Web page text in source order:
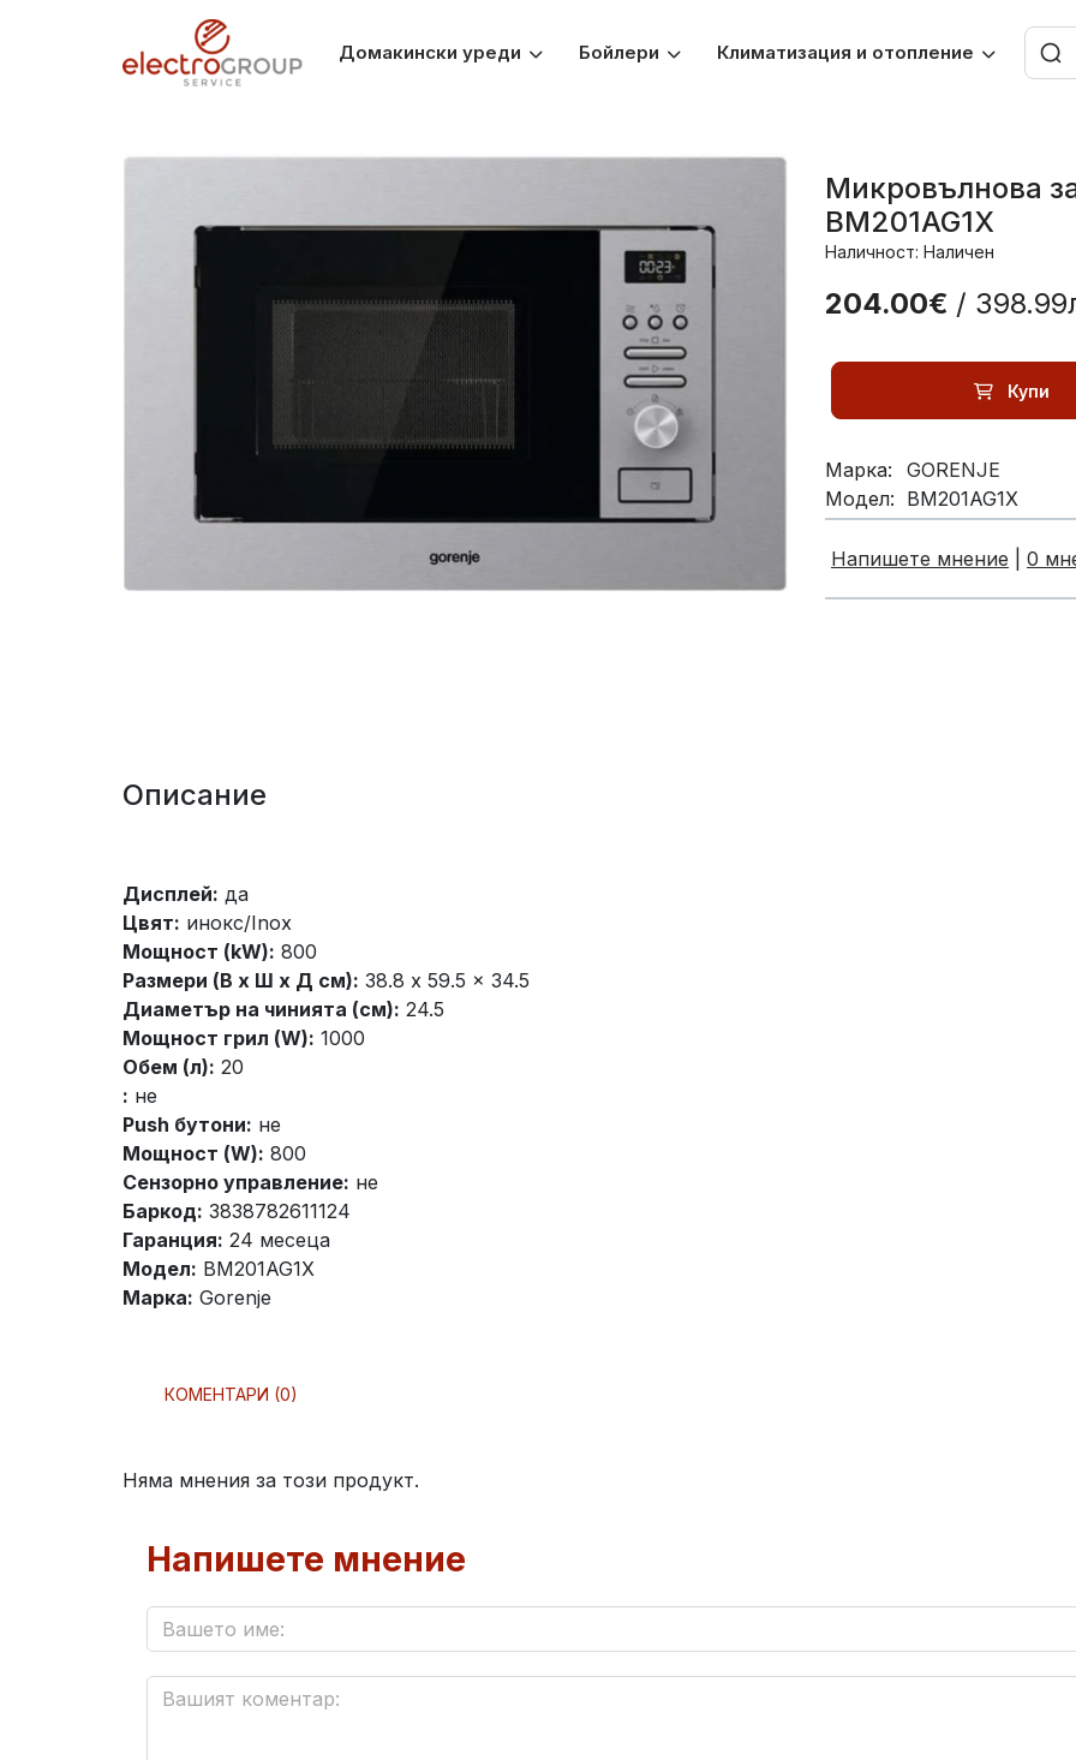
Домакински уреди Бойлери Климатизация и отопление
Микровълнова
BM201AG1X
Наличност: Наличен
204.00€ /
Купи
Марка:
GORENJE
Модел: BM201AG1X
Напишете мнение 0
Описание
Дисплей: да
Цвят: инокс/Inox
Мощност (kW): 800
Размери (В x Ш x Д см): 38.8 x 59.5 x 34.5
Диаметър на чинията (см): 24.5
Мощност грил (W): 1000
Обем (л): 20
: не
Push бутони: не
Мощност (W): 800
Сензорно управление: не
Баркод: 3838782611124
Гаранция: 24 месеца
Модел: BM201AG1X
Марка: Gorenje
КОМЕНТАРИ (0)
Няма мнения за този продукт.
Напишете мнение